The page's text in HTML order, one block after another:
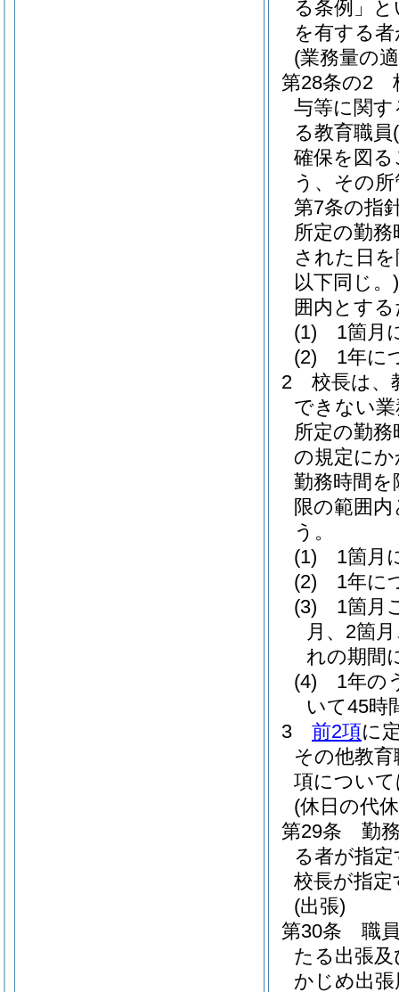
る条例」
を有する
(業務量の
第28条の2
与等に関
る教育職員
確保を図
う、その
第7条の指
所定の勤務
された日
以下同じ。)
囲内とす
(1)
1箇月
(2)
1年に
2
校長は、
できない
所定の勤
の規定に
勤務時間
限の範囲
う。
(1)
1箇月
(2)
1年に
(3)
1箇月
月、2箇
れの期間
(4)
1年の
いて45時
3
前2項に
その他教
項につい
(休日の代
第29条
勤
る者が指
校長が指定
(出張)
第30条
職
たる出張
かじめ出張